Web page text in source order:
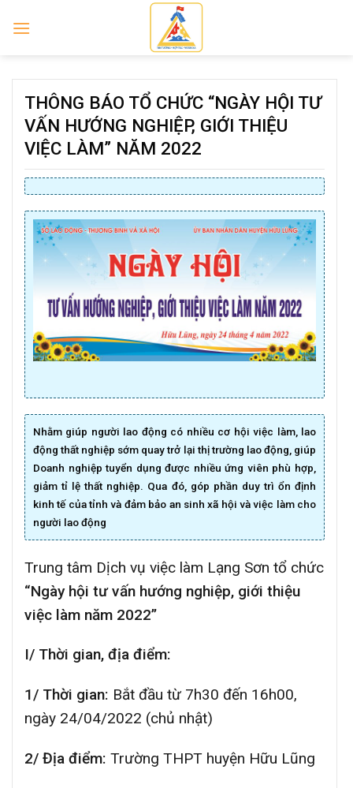
THÔNG BÁO TỔ CHỨC “NGÀY HỘI TƯ
VẤN HƯỚNG NGHIỆP, GIỚI THIỆU
VIỆC LÀM” NĂM 2022
Nhằm giúp người lao động có nhiều cơ hội việc làm, lao
động thất nghiệp sớm quay trở lại thị trường lao động, giúp
Doanh nghiệp tuyển dụng được nhiều ứng viên phù hợp,
giảm tỉ lệ thất nghiệp. Qua đó, góp phần duy trì ổn định
kinh tế của tỉnh và đảm bảo an sinh xã hội và việc làm cho
người lao động
Trung tâm Dịch vụ việc làm Lạng Sơn tổ chức
“Ngày hội tư vấn hướng nghiệp, giới thiệu
việc làm năm 2022”
I/ Thời gian, địa điểm:
1/ Thời gian: Bắt đầu từ 7h30 đến 16h00,
ngày 24/04/2022 (chủ nhật)
2/ Địa điểm: Trường THPT huyện Hữu Lũng